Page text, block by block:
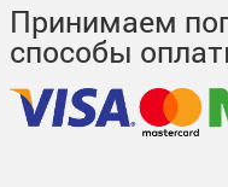
Принимаем
способы